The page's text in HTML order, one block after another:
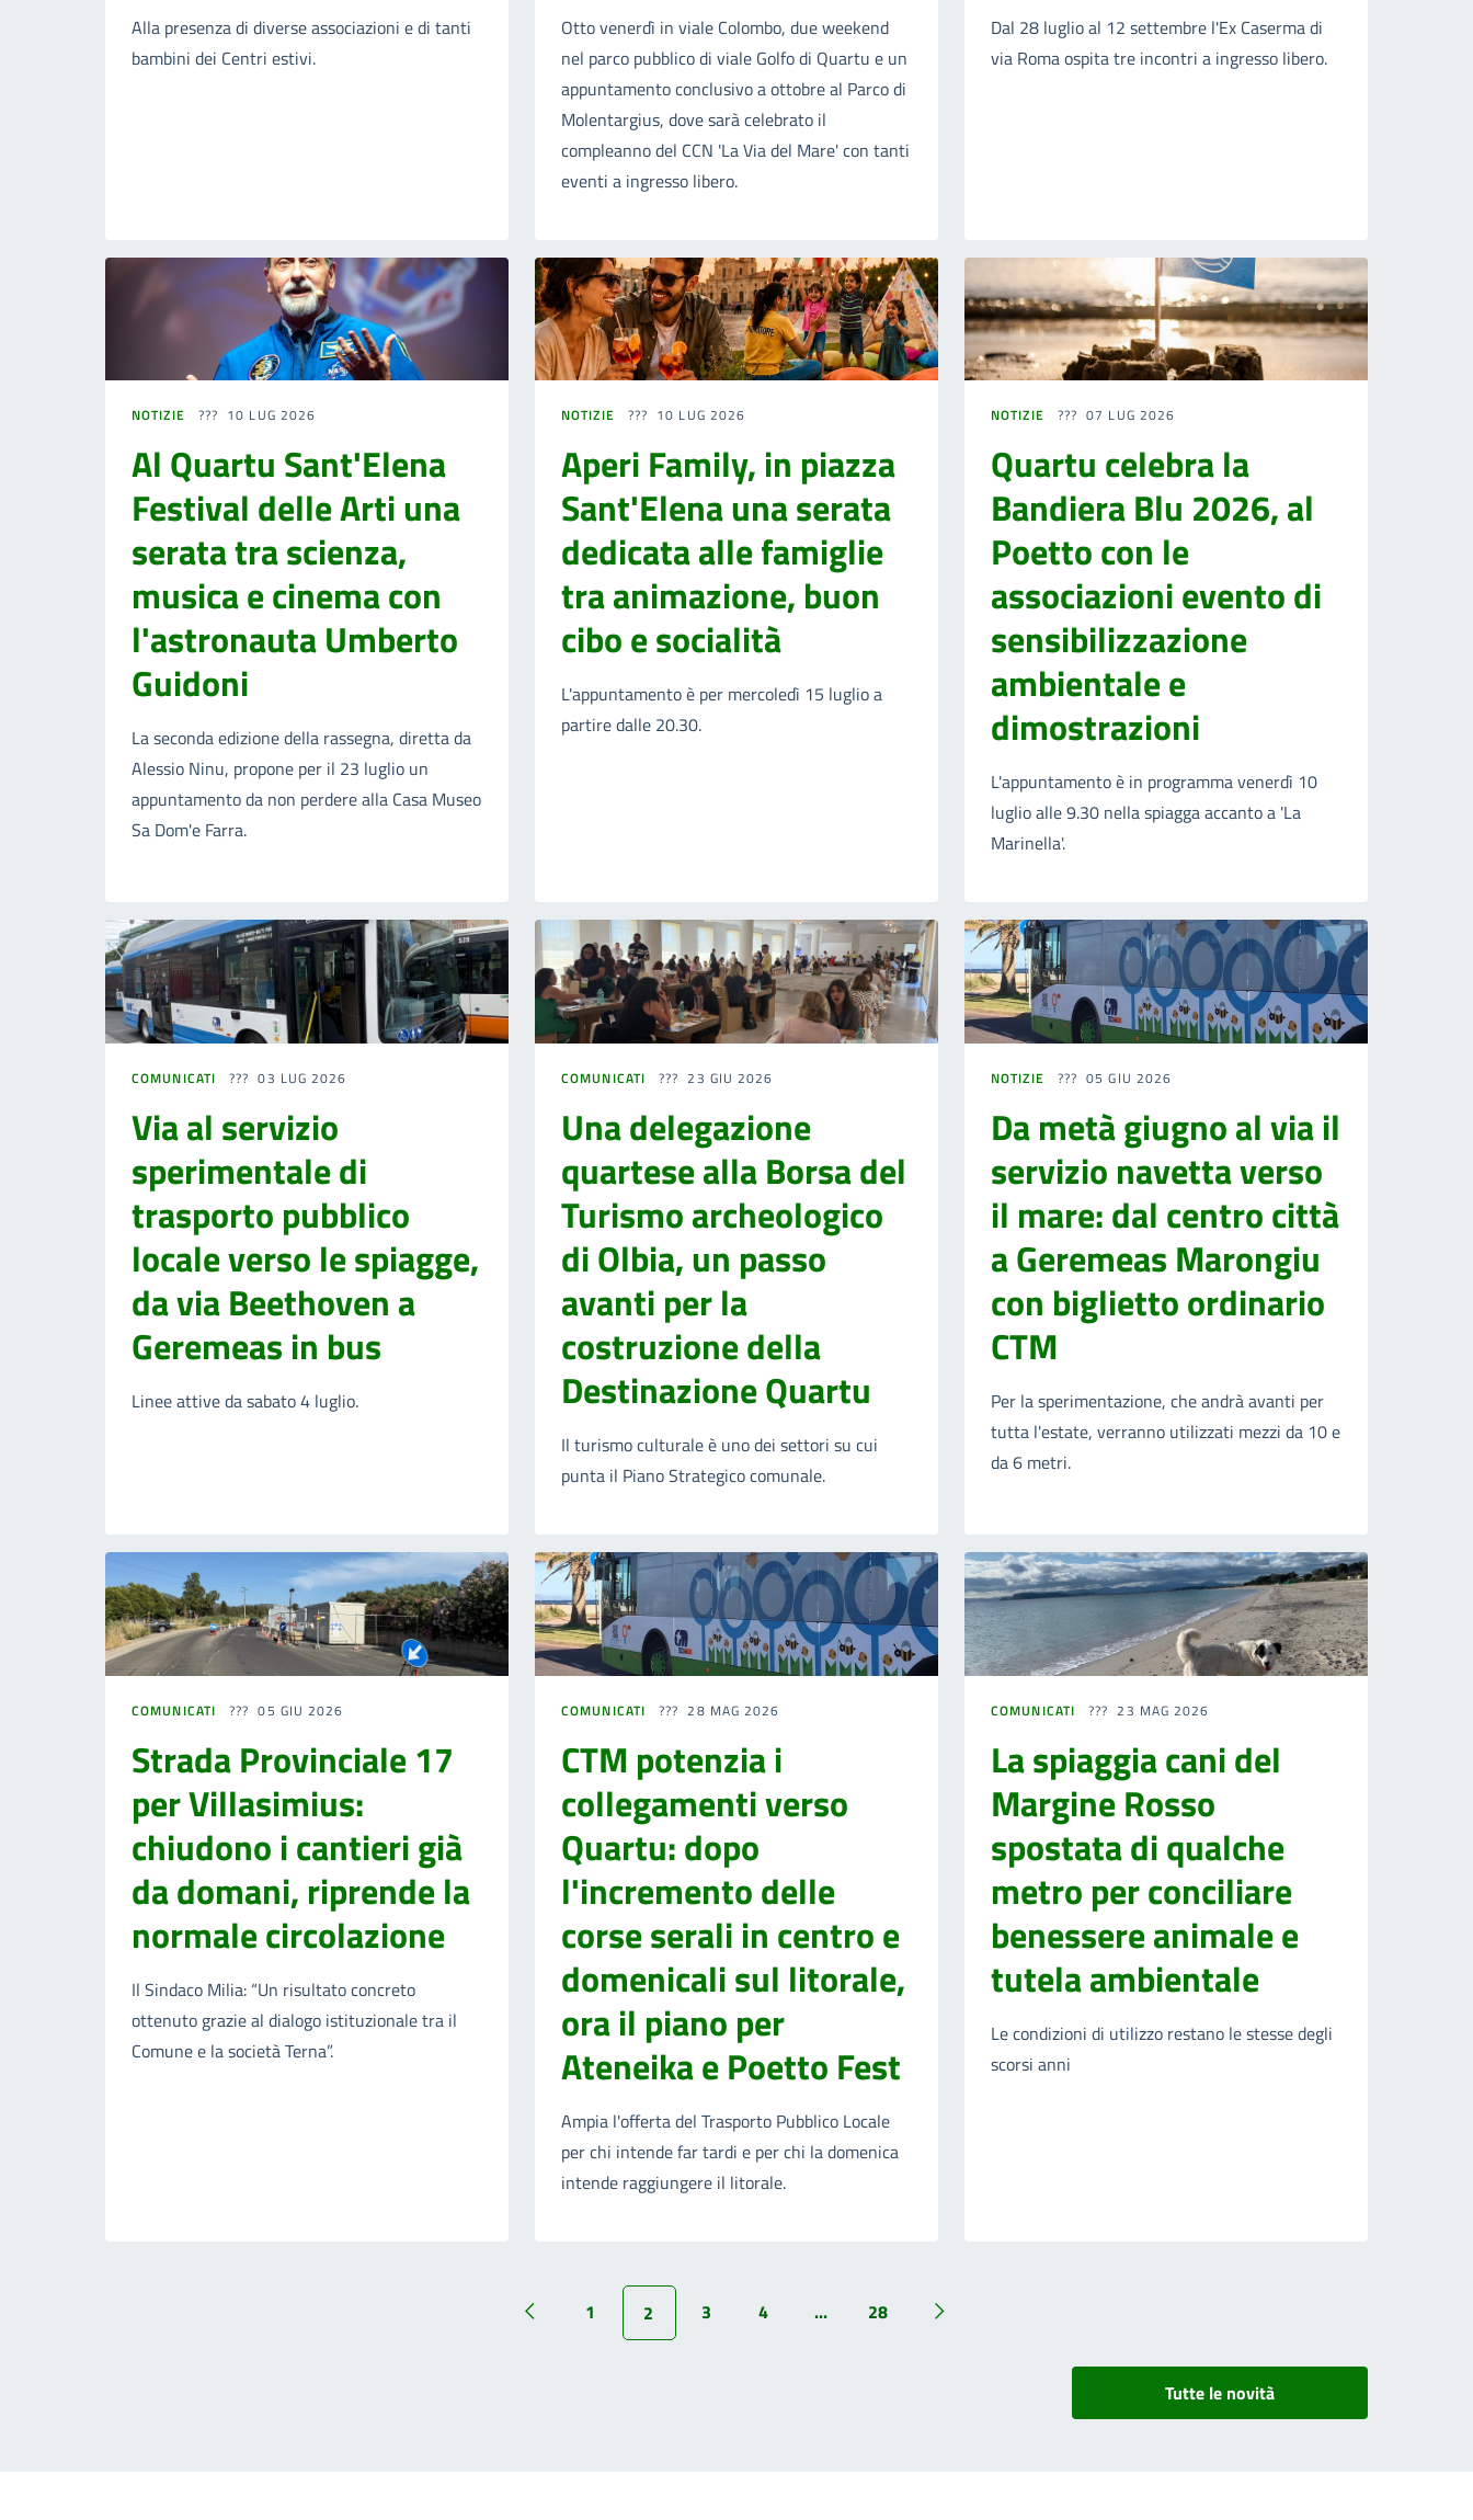
Alla presenza di diverse associazioni e di tanti
bambini dei Centri estivi.
Otto venerdì in viale Colombo, due weekend
nel parco pubblico di viale Golfo di Quartu e un
appuntamento conclusivo a ottobre al Parco di
Molentargius, dove sarà celebrato il
compleanno del CCN 'La Via del Mare' con tanti
eventi a ingresso libero.
Dal 28 luglio al 12 settembre l'Ex Caserma di
via Roma ospita tre incontri a ingresso libero.
NOTIZIE 10 LUG 2026
Al Quartu Sant'Elena
Festival delle Arti una
serata tra scienza,
musica e cinema con
l'astronauta Umberto
Guidoni
La seconda edizione della rassegna, diretta da
Alessio Ninu, propone per il 23 luglio un
appuntamento da non perdere alla Casa Museo
Sa Dom'e Farra.
NOTIZIE 10 LUG 2026
Aperi Family, in piazza
Sant'Elena una serata
dedicata alle famiglie
tra animazione, buon
cibo e socialità
L'appuntamento è per mercoledì 15 luglio a
partire dalle 20.30.
NOTIZIE 07 LUG 2026
Quartu celebra la
Bandiera Blu 2026, al
Poetto con le
associazioni evento di
sensibilizzazione
ambientale e
dimostrazioni
L'appuntamento è in programma venerdì 10
luglio alle 9.30 nella spiagga accanto a 'La
Marinella'.
COMUNICATI 03 LUG 2026
Via al servizio
sperimentale di
trasporto pubblico
locale verso le spiagge,
da via Beethoven a
Geremeas in bus
Linee attive da sabato 4 luglio.
COMUNICATI 23 GIU 2026
Una delegazione
quartese alla Borsa del
Turismo archeologico
di Olbia, un passo
avanti per la
costruzione della
Destinazione Quartu
Il turismo culturale è uno dei settori su cui
punta il Piano Strategico comunale.
NOTIZIE 05 GIU 2026
Da metà giugno al via il
servizio navetta verso
il mare: dal centro città
a Geremeas Marongiu
con biglietto ordinario
CTM
Per la sperimentazione, che andrà avanti per
tutta l'estate, verranno utilizzati mezzi da 10 e
da 6 metri.
COMUNICATI 05 GIU 2026
Strada Provinciale 17
per Villasimius:
chiudono i cantieri già
da domani, riprende la
normale circolazione
Il Sindaco Milia: “Un risultato concreto
ottenuto grazie al dialogo istituzionale tra il
Comune e la società Terna”.
COMUNICATI 28 MAG 2026
CTM potenzia i
collegamenti verso
Quartu: dopo
l'incremento delle
corse serali in centro e
domenicali sul litorale,
ora il piano per
Ateneika e Poetto Fest
Ampia l'offerta del Trasporto Pubblico Locale
per chi intende far tardi e per chi la domenica
intende raggiungere il litorale.
COMUNICATI 23 MAG 2026
La spiaggia cani del
Margine Rosso
spostata di qualche
metro per conciliare
benessere animale e
tutela ambientale
Le condizioni di utilizzo restano le stesse degli
scorsi anni
1 2 3 4 ... 28
Tutte le novità